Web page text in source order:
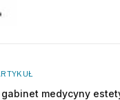
medycyny